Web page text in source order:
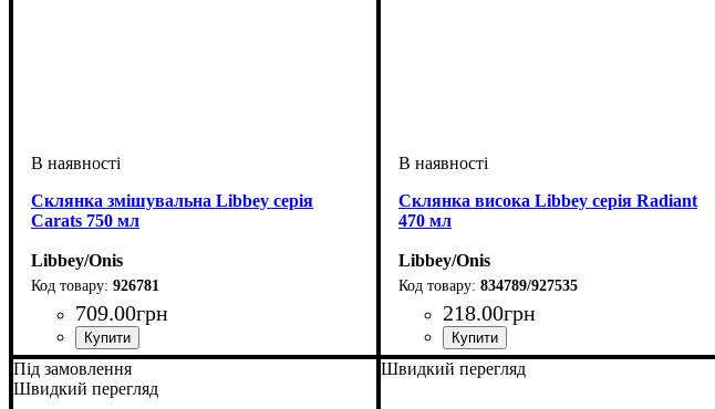
Склянка змішувальна Libbey серія
Carats 750 мл
Libbey/Onis
926781
709.00грн
Склянка висока Libbey серія Radiant
470 мл
Libbey/Onis
834789/927535
218.00грн
Під замовлення
Швидкий перегляд
Швидкий перегляд